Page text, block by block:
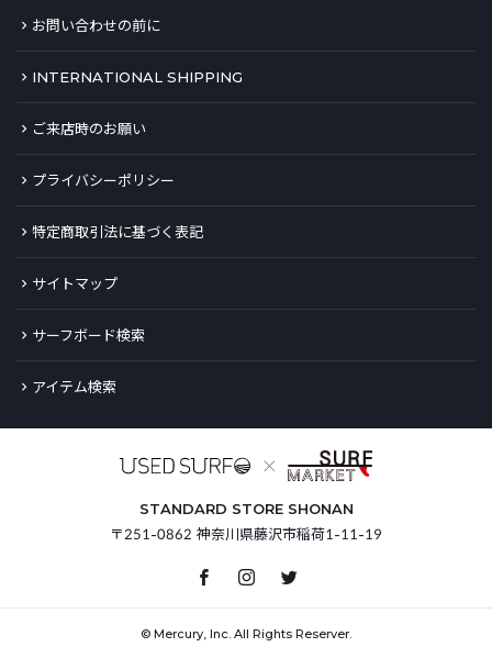
お問い合わせの前に
INTERNATIONAL SHIPPING
ご来店時のお願い
プライバシーポリシー
特定商取引法に基づく表記
サイトマップ
サーフボード検索
アイテム検索
STANDARD STORE SHONAN
〒251-0862 神奈川県藤沢市稲荷1-11-19
© Mercury, Inc. All Rights Reserver.